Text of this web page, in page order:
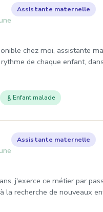
à Lyon 8e
Assistante maternelle
chez moi, assistante
de chaque enfant,
Enfant malade
à Lyon 8e
Assistante maternelle
j'exerce ce métier par
la recherche de nouveaux